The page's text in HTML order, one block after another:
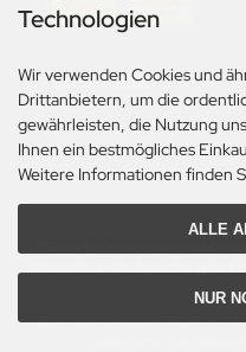
Social Media
Alle Preise inkl. gesetzl. MwSt. zzgl.
Technologien
Wir verwenden Cookies und
Drittanbietern, um die
gewährleisten, die Nutzung
Ihnen ein bestmögliches
Weitere Informationen finden
ALLE
NUR
Models